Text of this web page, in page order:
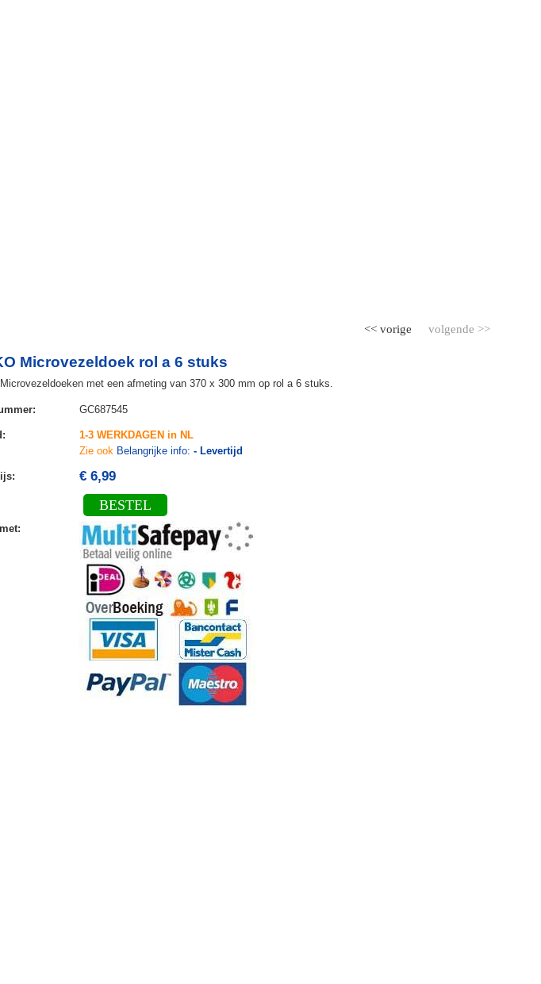
volgende >>
<< vorige
Microvezeldoek rol a 6 stuks
met een afmeting van 370 x 300 mm op rol a 6 stuks.
: GC687545
:
1-3 WERKDAGEN in NL
Zie ook Belangrijke info: - Levertijd
: € 6,99
BESTEL
: